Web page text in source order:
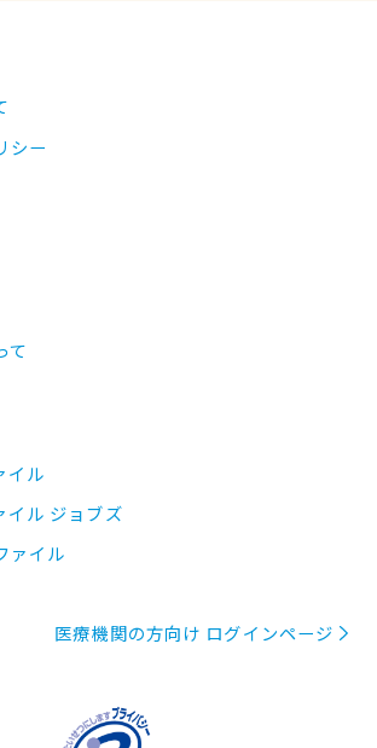
シー
て
イル
イル ジョブズ
ァイル
医療機関の方向け ログインページ